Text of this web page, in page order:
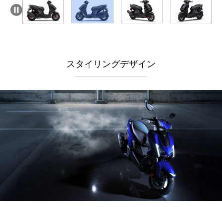
スタイリングデザイン